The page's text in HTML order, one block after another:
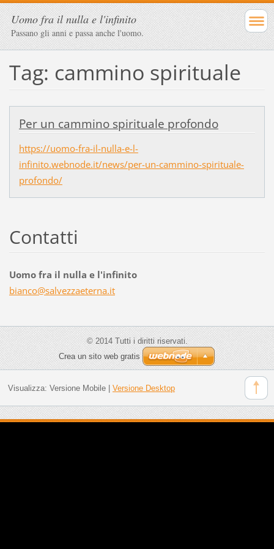
Uomo fra il nulla e l'infinito
Passano gli anni e passa anche l'uomo.
Tag: cammino spirituale
Per un cammino spirituale profondo
https://uomo-fra-il-nulla-e-l-
infinito.webnode.it/news/per-un-cammino-spirituale-
profondo/
Contatti
Uomo fra il nulla e l'infinito
bianco@salvezzaeterna.it
© 2014 Tutti i diritti riservati.
Crea un sito web gratis
Visualizza: Versione Mobile| Versione Desktop